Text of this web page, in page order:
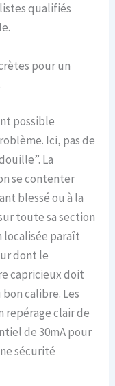
qualifiés
pour un
possible
Ici, pas de
La
se contenter
blessé ou à la
toute sa section
localisée paraît
dont le
capricieux doit
calibre. Les
repérage clair de
de 30mA pour
sécurité